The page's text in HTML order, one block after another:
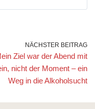
NÄCHSTER BEITRAG
Ziel war der Abend mit
nicht der Moment – ein
Weg in die Alkoholsucht